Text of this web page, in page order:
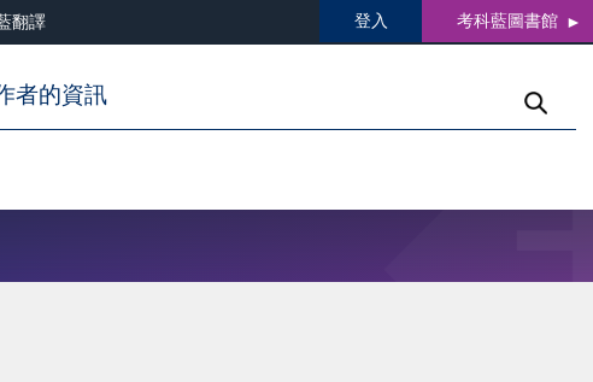
翻譯 登入 考科藍圖書館
者的資訊